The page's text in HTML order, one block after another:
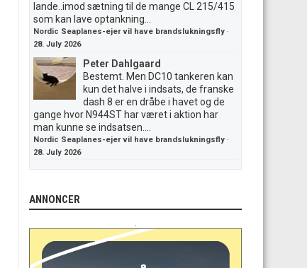
lande..imod sætning til de mange CL 215/415
som kan lave optankning...
Nordic Seaplanes-ejer vil have brandslukningsfly ·
28. July 2026
Peter Dahlgaard
Bestemt. Men DC10 tankeren kan
kun det halve i indsats, de franske
dash 8 er en dråbe i havet og de
gange hvor N944ST har været i aktion har
man kunne se indsatsen....
Nordic Seaplanes-ejer vil have brandslukningsfly ·
28. July 2026
ANNONCER